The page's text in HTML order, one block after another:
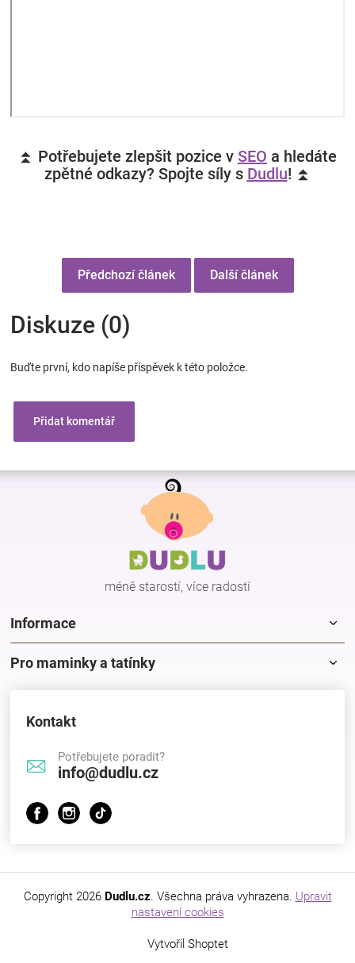
⏫ Potřebujete zlepšit pozice v SEO a hledáte
zpětné odkazy? Spojte síly s Dudlu! ⏫
Předchozí článek Další článek
Diskuze (0)
Buďte první, kdo napíše příspěvek k této položce.
Přidat komentář
Z
méně starostí, více radostí
Informace
Pro maminky a tatínky
Kontakt
Potřebujete poradit?
info@dudlu.cz
Vytvořil Shoptet
Copyright 2026 Dudlu.cz. Všechna práva vyhrazena. Upravit
nastavení cookies